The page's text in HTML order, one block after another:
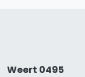
Weert 0495